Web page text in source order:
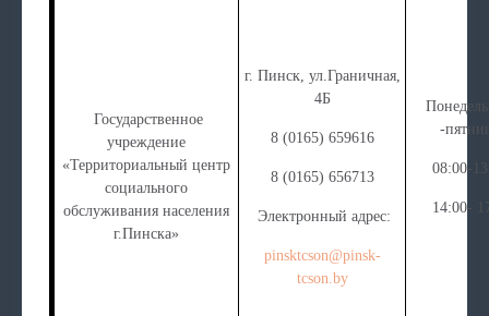
Государственное
учреждение
«Территориальный центр
социального
обслуживания населения
г.Пинска»
г. Пинск, ул.Граничная,
4Б
8 (0165) 659616
8 (0165) 656713
Электронный адрес:
pinsktcson@pinsk-
tcson.by
-
08:00-
14:00-